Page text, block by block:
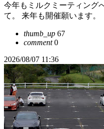
今年もミルクミーティング
て。 来年も開催願います。
thumb_up 67
comment0
2026/08/07 11:36